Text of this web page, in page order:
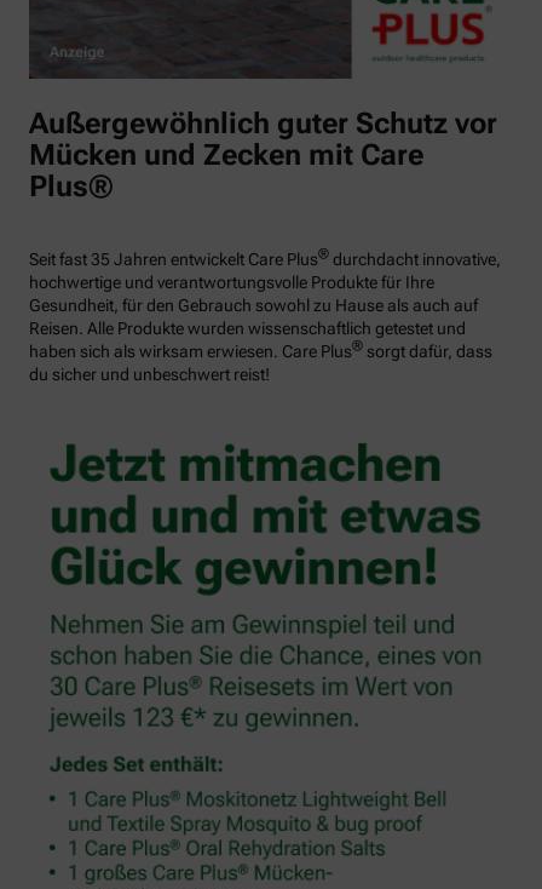
Außergewöhnlich guter Schutz vor
Mücken und Zecken mit Care
Plus®
Seit fast 35 Jahren entwickelt Care Plus® durchdacht innovative,
hochwertige und verantwortungsvolle Produkte für Ihre
Gesundheit, für den Gebrauch sowohl zu Hause als auch auf
Reisen. Alle Produkte wurden wissenschaftlich getestet und
haben sich als wirksam erwiesen. Care Plus® sorgt dafür, dass
du sicher und unbeschwert reist!